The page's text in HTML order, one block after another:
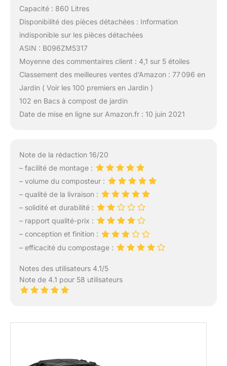
Capacité : 860 Litres
Disponibilité des pièces détachées : Information
indisponible sur les pièces détachées
ASIN : B096ZM5317
Moyenne des commentaires client : 4,1 sur 5 étoiles
Classement des meilleures ventes d’Amazon : 77 096 en
Jardin ( Voir les 100 premiers en Jardin )
102 en Bacs à compost de jardin
Date de mise en ligne sur Amazon.fr : 10 juin 2021
Note de la rédaction 16/20
– facilité de montage :
– volume du composteur :
– qualité de la livraison :
– solidité et durabilité :
– rapport qualité-prix :
– conception et finition :
– efficacité du compostage :
Notes des utilisateurs 4.1/5
Note de 4.1 pour 58 utilisateurs